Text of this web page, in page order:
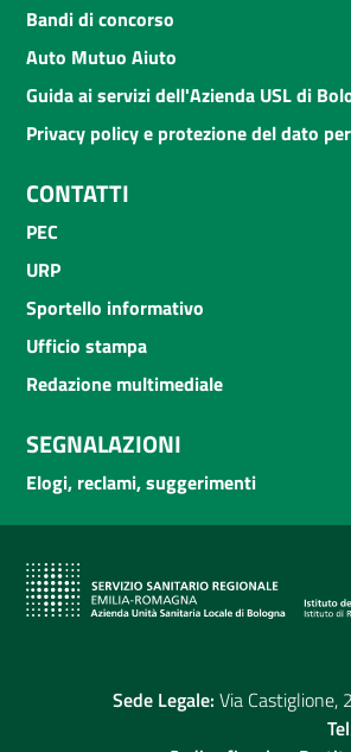
Bandi di concorso
Auto Mutuo Aiuto
Guida ai servizi dell'Azienda USL di
Privacy policy e protezione del dato
CONTATTI
PEC
URP
Sportello informativo
Ufficio stampa
Redazione multimediale
SEGNALAZIONI
Elogi, reclami, suggerimenti
Sede Legale: Via